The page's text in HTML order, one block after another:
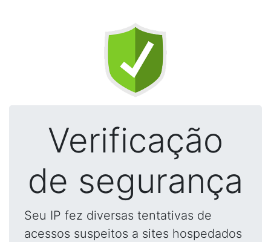
Verificação
de segurança
Seu IP fez diversas tentativas de
acessos suspeitos a sites hospedados